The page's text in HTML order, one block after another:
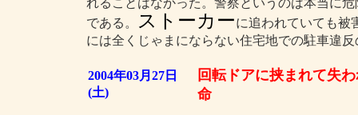
れることはなかった。警察というのは本当に
である。
ストーカーに追われていても被
には全くじゃまにならない住宅地での駐車違
2004年03月27日
(土)
回転ドアに挟まれて失
命